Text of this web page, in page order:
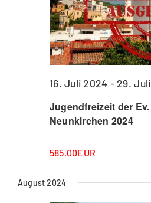
Jugendfreizeit der
Neunkirchen 2024
16. Juli 2024 - 29.
585,00EUR
August 2024